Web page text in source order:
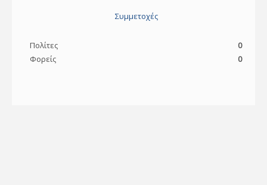
Συμμετοχές
Πολίτες
0
Φορείς
0